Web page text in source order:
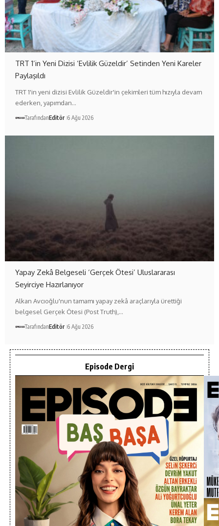
TRT 1’in Yeni Dizisi ‘Evlilik Güzeldir’ Setinden Yeni Kareler
Paylaşıldı
TRT 1'in yeni dizisi Evlilik Güzeldir'in çekimleri tüm hızıyla devam
ederken, yapımdan…
TarafındanEditör 6 Ağu 2026
Yapay Zekâ Belgeseli ‘Gerçek Ötesi’ Uluslararası
Seyirciye Hazırlanıyor
Alkan Avcıoğlu'nun tamamı yapay zekâ araçlarıyla ürettiği
belgesel Gerçek Ötesi (Post Truth),…
TarafındanEditör 6 Ağu 2026
Episode Dergi